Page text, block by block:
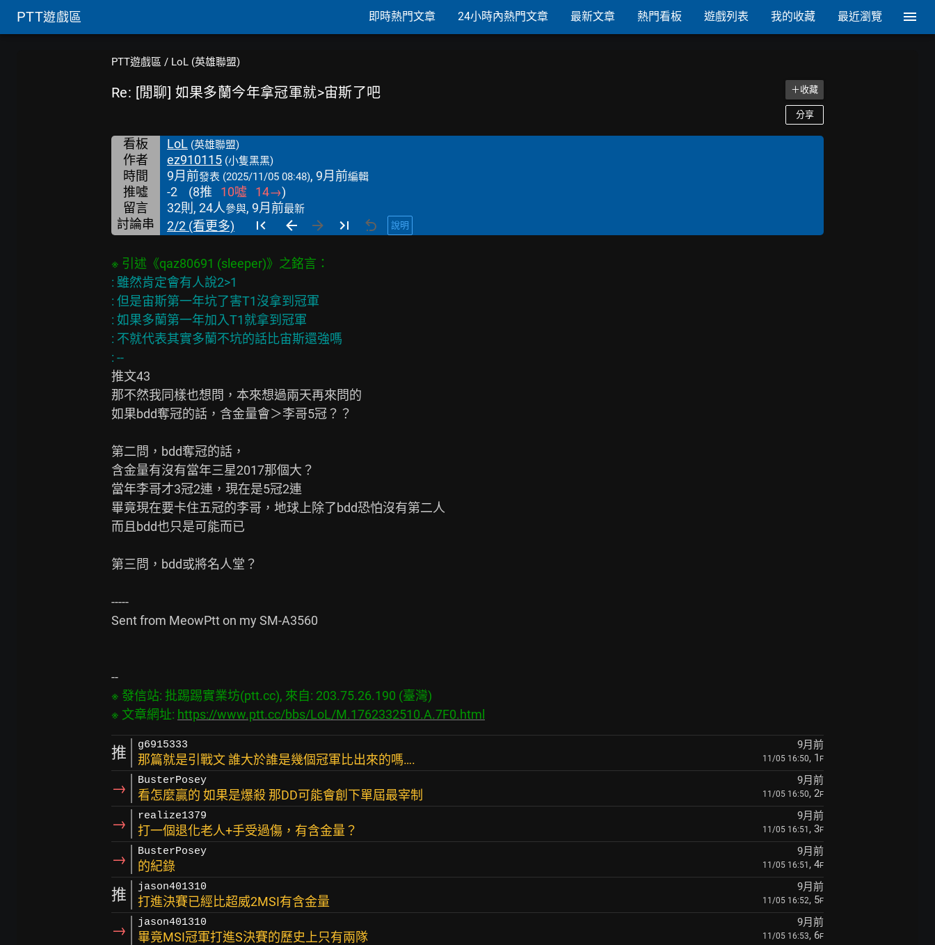
PTT遊戲區 即時熱門文章 24小時內熱門文章 最新文章 熱門看板 遊戲列表 我的收藏 最近瀏覽
PTT遊戲區 / LoL (英雄聯盟)
Re: [閒聊] 如果多蘭今年拿冠軍就>宙斯了吧 ＋收藏
分享
看板 LoL (英雄聯盟)
作者 ez910115 (小隻黑黑)
時間 9月前發表 (2025/11/05 08:48), 9月前編輯
推噓 -2 (8推 10噓 14→)
留言
32則, 24人參與, 9月前最新
討論串 2/2 (看更多) 說明
: 雖然肯定會有人說2>1
: 但是宙斯第一年坑了害T1沒拿到冠軍
: 如果多蘭第一年加入T1就拿到冠軍
: 不就代表其實多蘭不坑的話比宙斯還強嗎
推文43
那不然我同樣也想問，本來想過兩天再來問的
如果bdd奪冠的話，含金量會＞李哥5冠？？
第二問，bdd奪冠的話，
含金量有沒有當年三星2017那個大？
當年李哥才3冠2連，現在是5冠2連
畢竟現在要卡住五冠的李哥，地球上除了bdd恐怕沒有第二人
而且bdd也只是可能而已
第三問，bdd或將名人堂？
-----
Sent from MeowPtt on my SM-A3560
※ 發信站: 批踢踢實業坊(ptt.cc), 來自: 203.75.26.190 (臺灣)
※ 文章網址: https://www.ptt.cc/bbs/LoL/M.1762332510.A.7F0.html
推 g6915333 9月前
那篇就是引戰文 誰大於誰是幾個冠軍比出來的嗎…. 11/05 16:50, 1 F
→ BusterPosey 9月前
看怎麼贏的 如果是爆殺 那DD可能會創下單屆最宰制 11/05 16:50, 2F
→ realize1379 9月前
打一個退化老人+手受過傷，有含金量？ 11/05 16:51 , 3F
→ BusterPosey 9月前
的紀錄 11/05 16:51 , 4F
推 jason401310 9月前
打進決賽已經比超威2MSI有含金量 11/05 16:52, 5F
→ jason401310 9月前
畢竟MSI冠軍打進S決賽的歷史上只有兩隊 11/05 16:53, 6F